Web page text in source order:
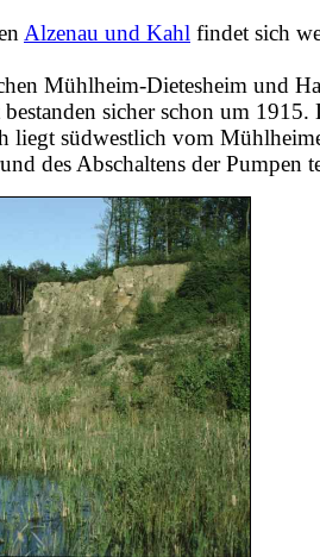
Alzenau und Kahl findet sich
Mühlheim-Dietesheim und
sicher schon um 1915.
liegt südwestlich vom
des Abschaltens der Pumpen